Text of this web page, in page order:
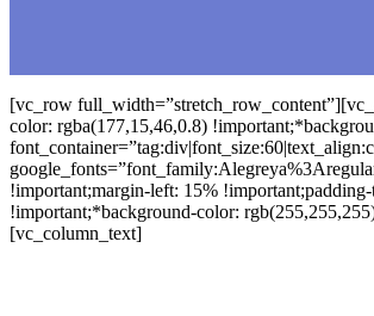
[vc_row
color: rgba(177,15,46,0.8)
!important;margin-left: 15%
!important;*background-color:
[vc_column_text]